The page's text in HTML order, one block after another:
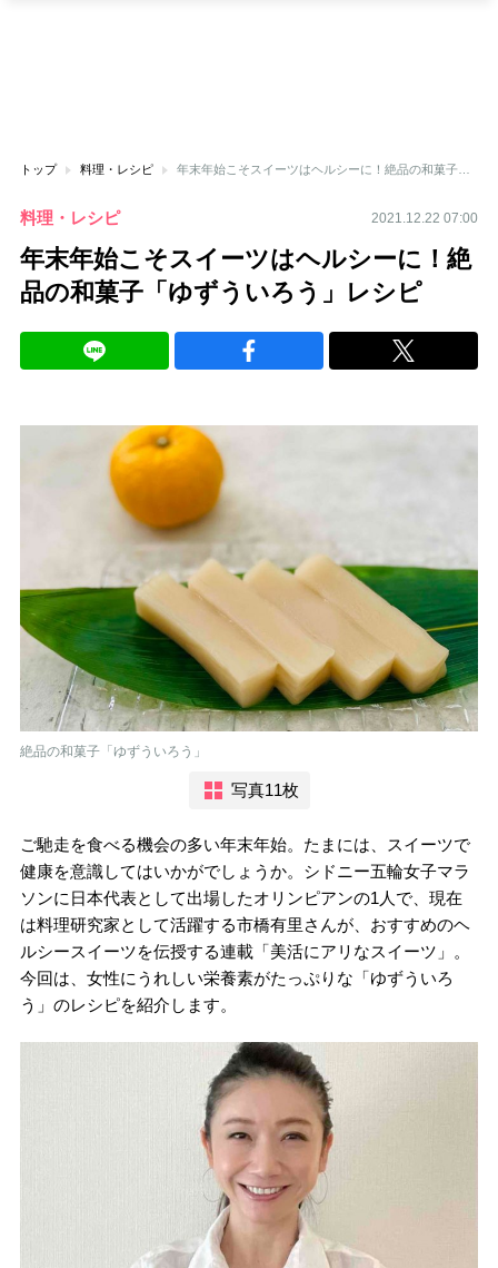
トップ 料理・レシピ 年末年始こそスイーツはヘルシーに！絶品の和菓子「ゆずういろう」レシピ
料理・レシピ 2021.12.22 07:00
年末年始こそスイーツはヘルシーに！絶
品の和菓子「ゆずういろう」レシピ
絶品の和菓子「ゆずういろう」
写真11枚
ご馳走を食べる機会の多い年末年始。たまには、スイーツで
健康を意識してはいかがでしょうか。シドニー五輪女子マラ
ソンに日本代表として出場したオリンピアンの1人で、現在
は料理研究家として活躍する市橋有里さんが、おすすめのヘ
ルシースイーツを伝授する連載「美活にアリなスイーツ」。
今回は、女性にうれしい栄養素がたっぷりな「ゆずういろ
う」のレシピを紹介します。